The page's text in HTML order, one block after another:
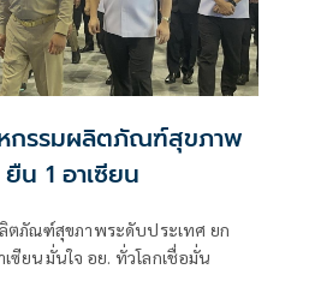
กรรมผลิตภัณฑ์สุขภาพ
น 1 อาเซียน
ตภัณฑ์สุขภาพระดับประเทศ ยก
ซียน มั่นใจ อย. ทั่วโลกเชื่อมั่น